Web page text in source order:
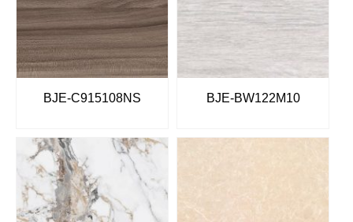
BJE-C915108NS BJE-BW122M10